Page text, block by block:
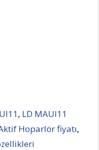
, LD MAUI11
Hoparlör fiyatı,